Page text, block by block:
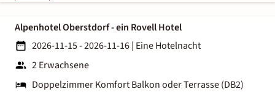
Alpenhotel Oberstdorf - ein Rovell Hotel
2026-11-15 - 2026-11-16| Eine Hotelnacht
2 Erwachsene
Doppelzimmer Komfort Balkon oder Terrasse (DB2)